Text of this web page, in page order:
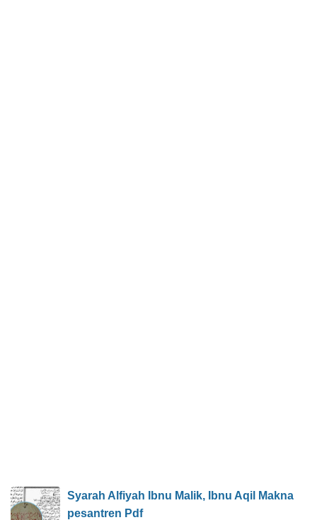
Syarah Alfiyah Ibnu Malik, Ibnu Aqil Makna
pesantren Pdf